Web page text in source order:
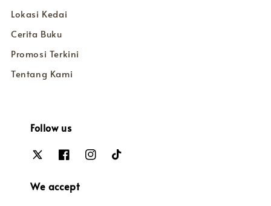
Lokasi Kedai
Cerita Buku
Promosi Terkini
Tentang Kami
Follow us
We accept